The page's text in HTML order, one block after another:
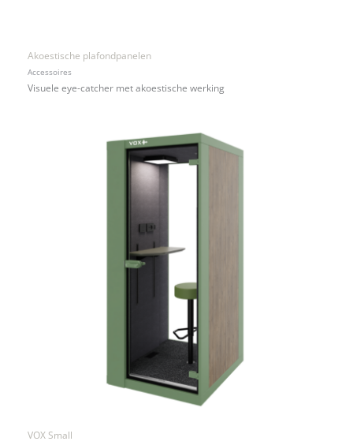
Akoestische plafondpanelen
Accessoires
Visuele eye-catcher met akoestische werking
VOX Small